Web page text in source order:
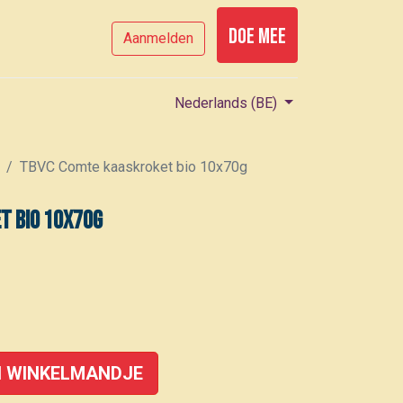
Aanmelden Doe mee
Nederlands (BE)
TBVC Comte kaaskroket bio 10x70g
bio 10x70g
WINKELMANDJE